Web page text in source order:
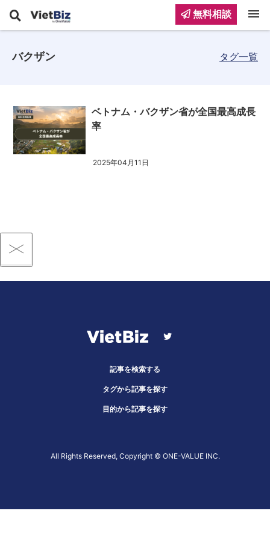
バクザン タグ一覧
ベトナム・バクザン省が全国最高成長
率
2025年04月11日
記事を検索する
タグから記事を探す
目的から記事を探す
All Rights Reserved, Copyright ©︎ ONE-VALUE INC.
無料相談 menu